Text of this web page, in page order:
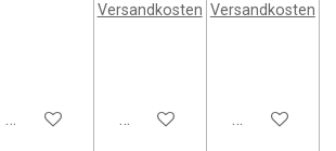
In den Warenkorb
Versandkosten
In den Warenkorb
Versandkosten
In den